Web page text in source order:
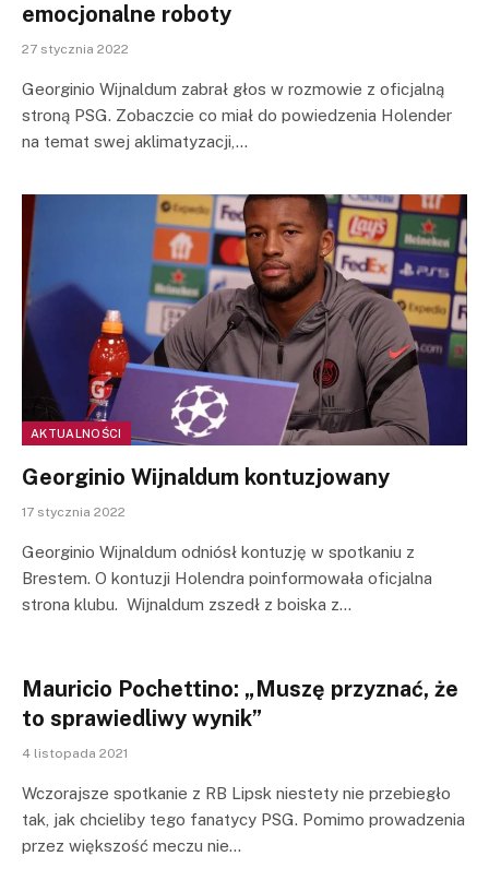
emocjonalne roboty
27 stycznia 2022
Georginio Wijnaldum zabrał głos w rozmowie z oficjalną
stroną PSG. Zobaczcie co miał do powiedzenia Holender
na temat swej aklimatyzacji,…
AKTUALNOŚCI
Georginio Wijnaldum kontuzjowany
17 stycznia 2022
Georginio Wijnaldum odniósł kontuzję w spotkaniu z
Brestem. O kontuzji Holendra poinformowała oficjalna
strona klubu. Wijnaldum zszedł z boiska z…
Mauricio Pochettino: „Muszę przyznać, że
to sprawiedliwy wynik”
4 listopada 2021
Wczorajsze spotkanie z RB Lipsk niestety nie przebiegło
tak, jak chcieliby tego fanatycy PSG. Pomimo prowadzenia
przez większość meczu nie…